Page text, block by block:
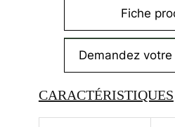
Fiche
Demandez
CARACTÉRISTIQUES